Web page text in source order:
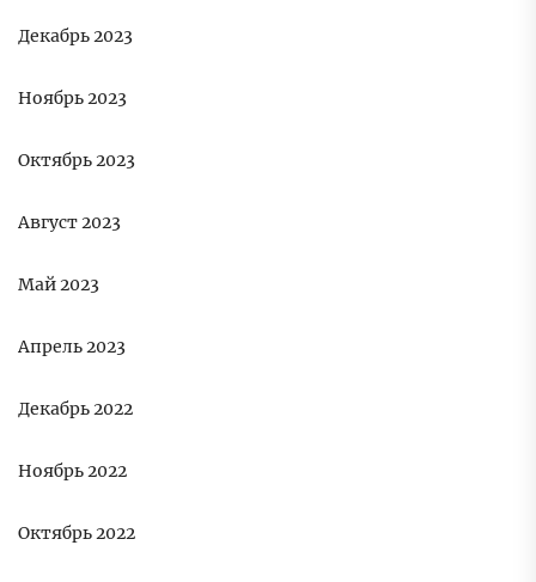
Декабрь 2023
Ноябрь 2023
Октябрь 2023
Август 2023
Май 2023
Апрель 2023
Декабрь 2022
Ноябрь 2022
Октябрь 2022